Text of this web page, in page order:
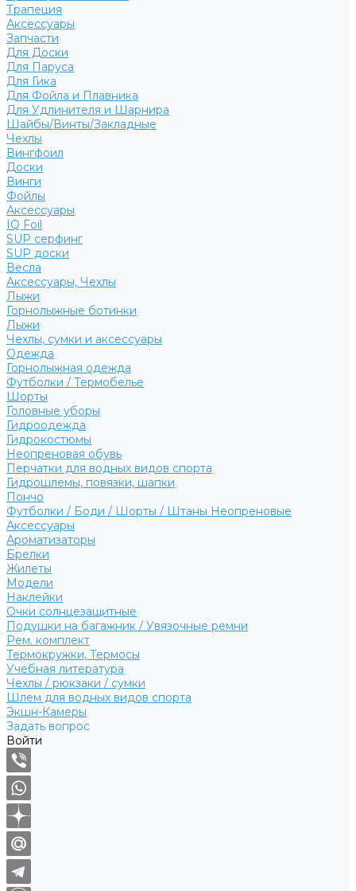
Трапеция
Аксессуары
Запчасти
Для Доски
Для Паруса
Для Гика
Для Фойла и Плавника
Для Удлинителя и Шарнира
Шайбы/Винты/Закладные
Чехлы
Вингфоил
Доски
Винги
Фойлы
Аксессуары
IQ Foil
SUP серфинг
SUP доски
Весла
Аксессуары, Чехлы
Лыжи
Горнолыжные ботинки
Лыжи
Чехлы, сумки и аксессуары
Одежда
Горнолыжная одежда
Футболки / Термобелье
Шорты
Головные уборы
Гидроодежда
Гидрокостюмы
Неопреновая обувь
Перчатки для водных видов спорта
Гидрошлемы, повязки, шапки
Пончо
Футболки / Боди / Шорты / Штаны Неопреновые
Аксессуары
Ароматизаторы
Брелки
Жилеты
Модели
Наклейки
Очки солнцезащитные
Подушки на багажник / Увязочные ремни
Рем. комплект
Термокружки, Термосы
Учебная литература
Чехлы / рюкзаки / сумки
Шлем для водных видов спорта
Экшн-Камеры
Задать вопрос
Войти